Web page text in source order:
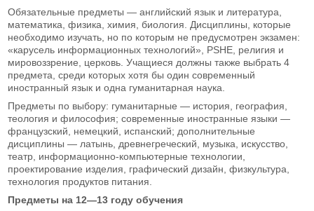
Обязательные предметы — английский язык и литература,
математика, физика, химия, биология. Дисциплины, которые
необходимо изучать, но по которым не предусмотрен экзамен:
«карусель информационных технологий», PSHE, религия и
мировоззрение, церковь. Учащиеся должны также выбрать 4
предмета, среди которых хотя бы один современный
иностранный язык и одна гуманитарная наука.
Предметы по выбору: гуманитарные — история, география,
теология и философия; современные иностранные языки —
французский, немецкий, испанский; дополнительные
дисциплины — латынь, древнегреческий, музыка, искусство,
театр, информационно-компьютерные технологии,
проектирование изделия, графический дизайн, физкультура,
технология продуктов питания.
Предметы на 12—13 году обучения